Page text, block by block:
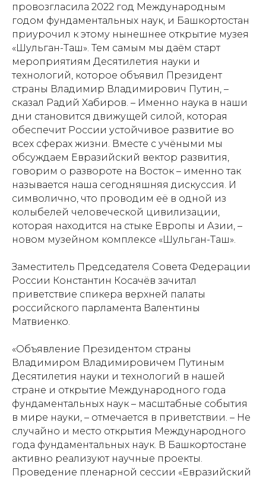
провозгласила 2022 год Международным
годом фундаментальных наук, и Башкортостан
приурочил к этому нынешнее открытие музея
«Шульган-Таш». Тем самым мы даём старт
мероприятиям Десятилетия науки и
технологий, которое объявил Президент
страны Владимир Владимирович Путин, –
сказал Радий Хабиров. – Именно наука в наши
дни становится движущей силой, которая
обеспечит России устойчивое развитие во
всех сферах жизни. Вместе с учёными мы
обсуждаем Евразийский вектор развития,
говорим о развороте на Восток – именно так
называется наша сегодняшняя дискуссия. И
символично, что проводим её в одной из
колыбелей человеческой цивилизации,
которая находится на стыке Европы и Азии, –
новом музейном комплексе «Шульган-Таш».
Заместитель Председателя Совета Федерации
России Константин Косачёв зачитал
приветствие спикера верхней палаты
российского парламента Валентины
Матвиенко.
«Объявление Президентом страны
Владимиром Владимировичем Путиным
Десятилетия науки и технологий в нашей
стране и открытие Международного года
фундаментальных наук – масштабные события
в мире науки, – отмечается в приветствии. – Не
случайно и место открытия Международного
года фундаментальных наук. В Башкортостане
активно реализуют научные проекты.
Проведение пленарной сессии «Евразийский